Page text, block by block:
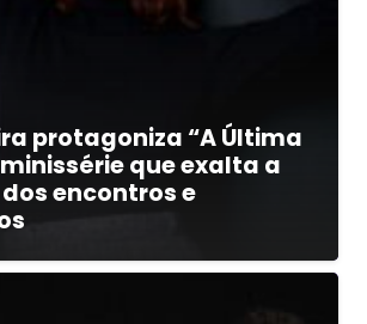
protagoniza “A Última
que exalta a
encontros e